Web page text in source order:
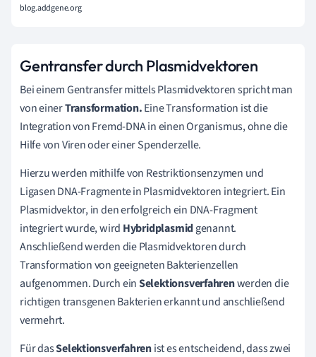
blog.addgene.org
Gentransfer durch Plasmidvektoren
Bei einem Gentransfer mittels Plasmidvektoren spricht man
von einerTransformation.Eine Transformation ist die
Integration von Fremd-DNA in einen Organismus, ohne die
Hilfe von Viren oder einer Spenderzelle.
Hierzu werden mithilfe von Restriktionsenzymen und
Ligasen DNA-Fragmente in Plasmidvektoren integriert. Ein
Plasmidvektor, in den erfolgreich ein DNA-Fragment
integriert wurde, wird Hybridplasmidgenannt.
Anschließend werden die Plasmidvektoren durch
Transformation von geeigneten Bakterienzellen
aufgenommen. Durch einSelektionsverfahrenwerden die
richtigen transgenen Bakterien erkannt und anschließend
vermehrt.
Für dasSelektionsverfahrenist es entscheidend, dass zwei